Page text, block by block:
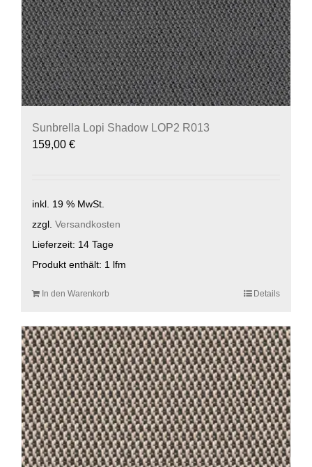
Sunbrella Lopi Shadow LOP2 R013
159,00 €
inkl. 19 % MwSt.
zzgl. Versandkosten
Lieferzeit: 14 Tage
Produkt enthält: 1 lfm
In den Warenkorb Details